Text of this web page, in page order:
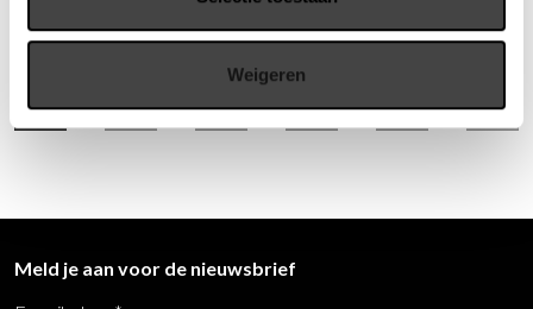
Weigeren
stoel stapelbaar en optioneel koppelbaar – ideaal voor
Meld je aan voor de nieuwsbrief